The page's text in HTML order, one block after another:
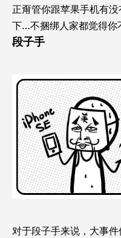
正甭管你跟苹果手机有
下…不捆绑人家都觉得你
段子手
对于段子手来说，大事件